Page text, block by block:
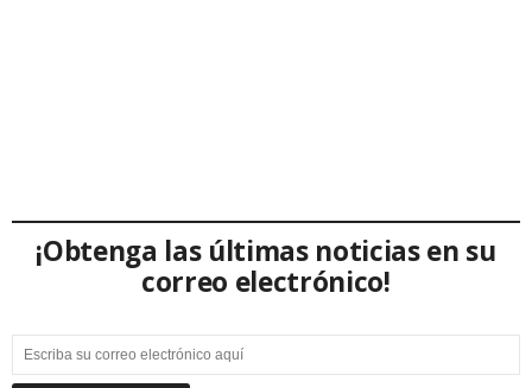
¡Obtenga las últimas noticias en su
correo electrónico!